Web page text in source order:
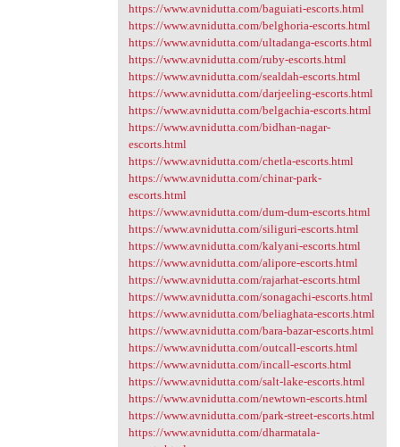
https://www.avnidutta.com/baguiati-escorts.html
https://www.avnidutta.com/belghoria-escorts.html
https://www.avnidutta.com/ultadanga-escorts.html
https://www.avnidutta.com/ruby-escorts.html
https://www.avnidutta.com/sealdah-escorts.html
https://www.avnidutta.com/darjeeling-escorts.html
https://www.avnidutta.com/belgachia-escorts.html
https://www.avnidutta.com/bidhan-nagar-
escorts.html
https://www.avnidutta.com/chetla-escorts.html
https://www.avnidutta.com/chinar-park-
escorts.html
https://www.avnidutta.com/dum-dum-escorts.html
https://www.avnidutta.com/siliguri-escorts.html
https://www.avnidutta.com/kalyani-escorts.html
https://www.avnidutta.com/alipore-escorts.html
https://www.avnidutta.com/rajarhat-escorts.html
https://www.avnidutta.com/sonagachi-escorts.html
https://www.avnidutta.com/beliaghata-escorts.html
https://www.avnidutta.com/bara-bazar-escorts.html
https://www.avnidutta.com/outcall-escorts.html
https://www.avnidutta.com/incall-escorts.html
https://www.avnidutta.com/salt-lake-escorts.html
https://www.avnidutta.com/newtown-escorts.html
https://www.avnidutta.com/park-street-escorts.html
https://www.avnidutta.com/dharmatala-